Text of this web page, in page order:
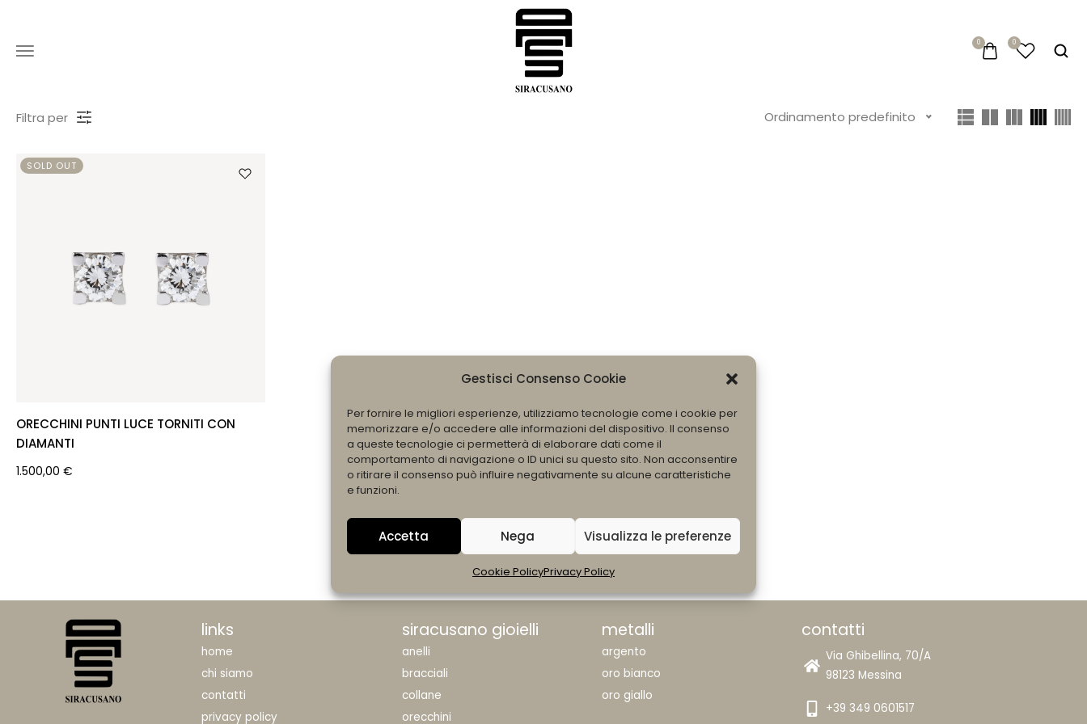
Gestisci Consenso Cookie
Per fornire le migliori esperienze, utilizziamo tecnologie come i cookie per
memorizzare e/o accedere alle informazioni del dispositivo. Il consenso
a queste tecnologie ci permetterà di elaborare dati come il
comportamento di navigazione o ID unici su questo sito. Non acconsentire
o ritirare il consenso può influire negativamente su alcune caratteristiche
e funzioni.
Accetta Nega Visualizza le preferenze
Cookie PolicyPrivacy Policy
0 0
Filtra per Ordinamento predefinito
SOLD OUT
ORECCHINI PUNTI LUCE TORNITI CON
DIAMANTI
1.500,00 €
All Products Loaded
links
home
chi siamo
contatti
privacy policy
siracusano gioielli
anelli
bracciali
collane
orecchini
metalli
argento
oro bianco
oro giallo
contatti
Via Ghibellina, 70/A
98123 Messina
+39 349 0601517